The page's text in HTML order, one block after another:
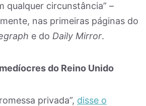
qualquer circunstância” –
nas primeiras páginas do
e do Daily Mirror.
do Reino Unido
privada”, disse o